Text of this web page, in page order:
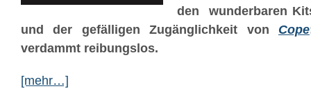
den wunderbaren
und der gefälligen Zugänglichkeit von Cope
verdammt reibungslos.
[mehr…]